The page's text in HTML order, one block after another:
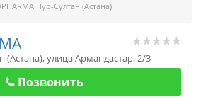
Нур-Султан (Астана)
(Астана),улица Армандастар, 2/3
Позвонить